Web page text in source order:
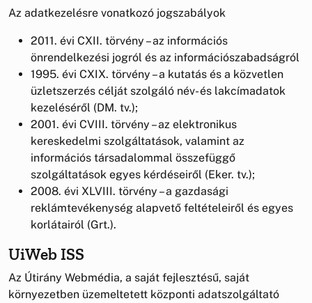
Az adatkezelésre vonatkozó jogszabályok
2011. évi CXII. törvény – az információs
önrendelkezési jogról és az információszabadságról
1995. évi CXIX. törvény – a kutatás és a közvetlen
üzletszerzés célját szolgáló név- és lakcímadatok
kezeléséről (DM. tv.);
2001. évi CVIII. törvény – az elektronikus
kereskedelmi szolgáltatások, valamint az
információs társadalommal összefüggő
szolgáltatások egyes kérdéseiről (Eker. tv.);
2008. évi XLVIII. törvény – a gazdasági
reklámtevékenység alapvető feltételeiről és egyes
korlátairól (Grt.).
UiWeb ISS
Az Útirány Webmédia, a saját fejlesztésű, saját
környezetben üzemeltetett központi adatszolgáltató